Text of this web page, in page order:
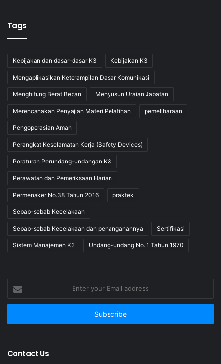
Tags
Kebijakan dan dasar-dasar K3 Kebijakan K3
Mengaplikasikan Keterampilan Dasar Komunikasi
Menghitung Berat Beban Menyusun Uraian Jabatan
Merencanakan Penyajian Materi Pelatihan pemeliharaan
Pengoperasian Aman
Perangkat Keselamatan Kerja (Safety Devices)
Peraturan Perundang-undangan K3
Perawatan dan Pemeriksaan Harian
Permenaker No.38 Tahun 2016 praktek
Sebab-sebab Kecelakaan
Sebab-sebab Kecelakaan dan penanganannya Sertifikasi
Sistem Manajemen K3 Undang-undang No. 1 Tahun 1970
your
Email
Contact Us